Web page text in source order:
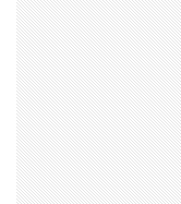
มแบบอินเทอร์แอคที
พน และสติทช์ แต่งตั
ลังการ
#HarbourCity